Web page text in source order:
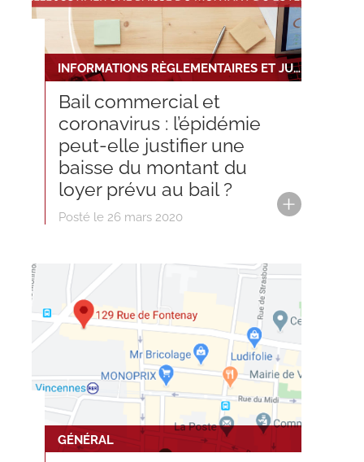
INFORMATIONS RÈGLEMENTAIRES ET JURIDIQUES
Bail commercial et
coronavirus : l’épidémie
peut-elle justifier une
baisse du montant du
loyer prévu au bail ?
Posté le 26 mars 2020
GÉNÉRAL